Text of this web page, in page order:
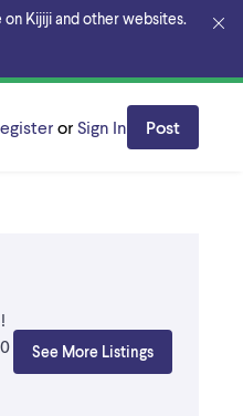
Kijiji and other websites.
or Sign In Post
See More Listings